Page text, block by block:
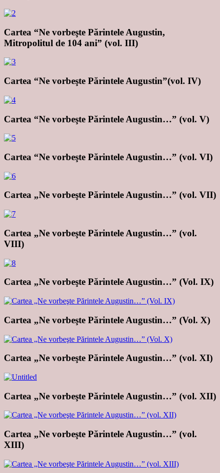
Cartea “Ne vorbeşte Părintele Augustin,
Mitropolitul de 104 ani” (vol. III)
Cartea “Ne vorbeşte Părintele Augustin”(vol. IV)
Cartea “Ne vorbeşte Părintele Augustin…” (vol. V)
Cartea “Ne vorbeşte Părintele Augustin…” (vol. VI)
Cartea „Ne vorbeşte Părintele Augustin…” (vol. VII)
Cartea „Ne vorbeşte Părintele Augustin…” (vol.
VIII)
Cartea „Ne vorbeşte Părintele Augustin…” (Vol. IX)
Cartea „Ne vorbeşte Părintele Augustin…” (Vol. X)
Cartea „Ne vorbeşte Părintele Augustin…” (vol. XI)
Cartea „Ne vorbeşte Părintele Augustin…” (vol. XII)
Cartea „Ne vorbeşte Părintele Augustin…” (vol.
XIII)